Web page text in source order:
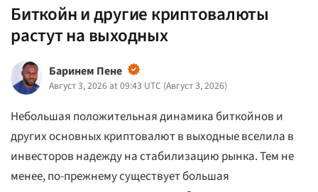
Биткойн и другие криптовалюты
растут на выходных
Баринем Пене
Август 3, 2026 at 09:43 UTC (Август 3, 2026)
Небольшая положительная динамика биткойнов и
других основных криптовалют в выходные вселила в
инвесторов надежду на стабилизацию рынка. Тем не
менее, по-прежнему существует большая